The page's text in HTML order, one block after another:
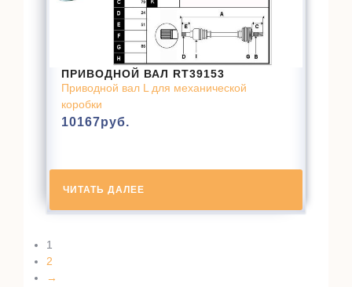
ПРИВОДНОЙ ВАЛ RT39153
Приводной вал L для механической
коробки
10167руб.
ЧИТАТЬ ДАЛЕЕ
1
2
→